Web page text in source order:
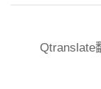
Qtranslate